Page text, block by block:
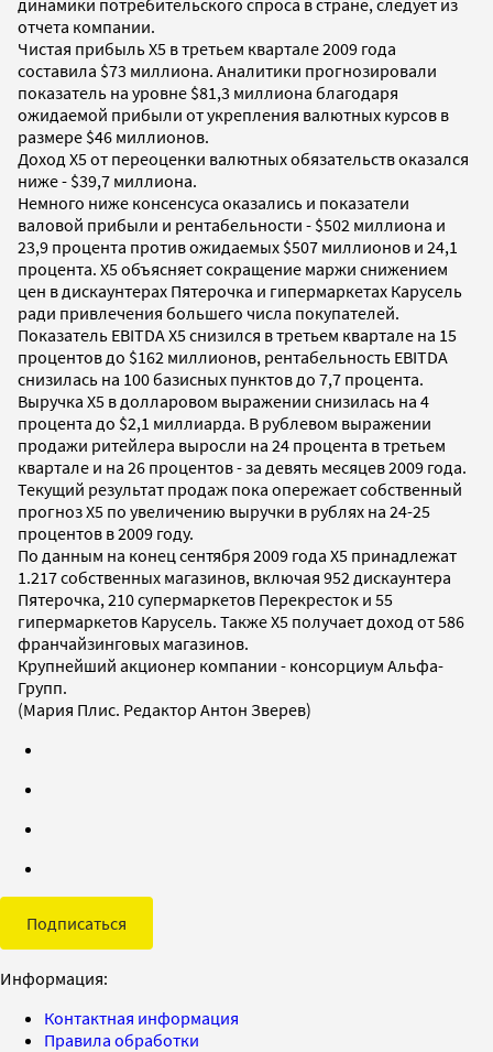
отчета компании.
Чистая прибыль Х5 в третьем квартале 2009 года
составила $73 миллиона. Аналитики прогнозировали
показатель на уровне $81,3 миллиона благодаря
ожидаемой прибыли от укрепления валютных курсов в
размере $46 миллионов.
Доход X5 от переоценки валютных обязательств оказался
ниже - $39,7 миллиона.
Немного ниже консенсуса оказались и показатели
валовой прибыли и рентабельности - $502 миллиона и
23,9 процента против ожидаемых $507 миллионов и 24,1
процента. Х5 объясняет сокращение маржи снижением
цен в дискаунтерах Пятерочка и гипермаркетах Карусель
ради привлечения большего числа покупателей.
Показатель EBITDA Х5 снизился в третьем квартале на 15
процентов до $162 миллионов, рентабельность EBITDA
снизилась на 100 базисных пунктов до 7,7 процента.
Выручка X5 в долларовом выражении снизилась на 4
процента до $2,1 миллиарда. В рублевом выражении
продажи ритейлера выросли на 24 процента в третьем
квартале и на 26 процентов - за девять месяцев 2009 года.
Текущий результат продаж пока опережает собственный
прогноз Х5 по увеличению выручки в рублях на 24-25
процентов в 2009 году.
По данным на конец сентября 2009 года X5 принадлежат
1.217 собственных магазинов, включая 952 дискаунтера
Пятерочка, 210 супермаркетов Перекресток и 55
гипермаркетов Карусель. Также X5 получает доход от 586
франчайзинговых магазинов.
Крупнейший акционер компании - консорциум Альфа-
Групп.
(Мария Плис. Редактор Антон Зверев)
Подписаться
Информация:
Контактная информация
Правила обработки